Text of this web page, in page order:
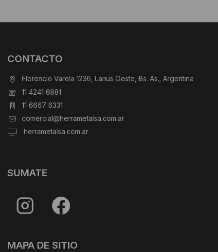
CONTACTO
Florencio Varela 1236, Lanus Oeste, Bs. As., Argentina
11 4241 6881
11 6667 6331
comercial@herrametalsa.com.ar
herrametalsa.com.ar
SUMATE
MAPA DE SITIO